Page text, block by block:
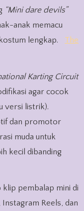
“Mini dare devils”
anak memacu
lengkap.
The
Karting Circuit
agar cocok
versi listrik).
dan promotor
muda untuk
kecil dibanding
klip pembalap mini di
Reels, dan